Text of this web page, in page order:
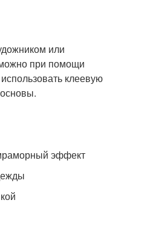
или
при помощи
клеевую
эффект